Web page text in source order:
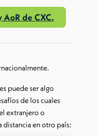
AoR de CXC.
puede ser algo
de los cuales
extranjero o
en otro país: